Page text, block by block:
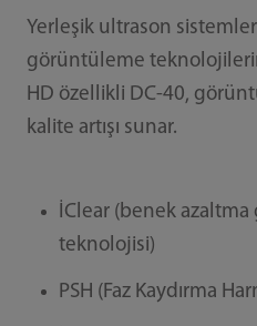
Yerleşik ultrason
görüntüleme
HD özellikli DC-40,
kalite artışı sunar.
İClear (benek
teknolojisi)
PSH (Faz Kaydırma